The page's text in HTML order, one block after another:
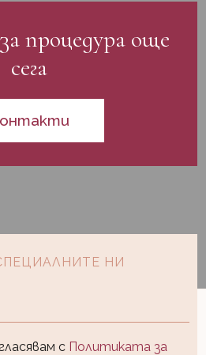
процедура още
сега
НИ
с Политиката за